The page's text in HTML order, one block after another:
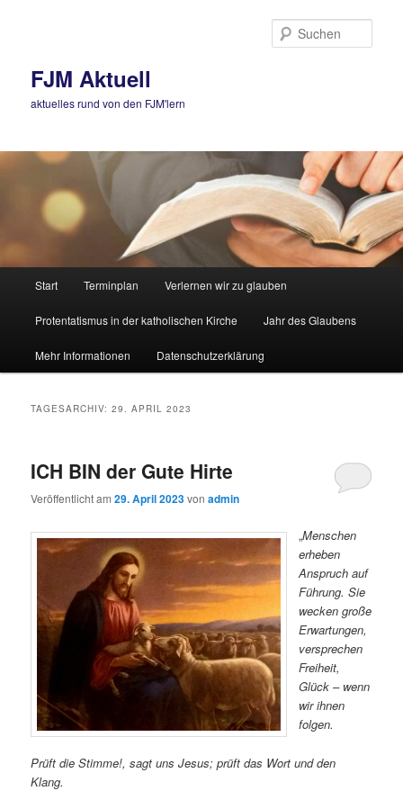
FJM Aktuell
aktuelles rund von den FJM'lern
Start Terminplan Verlernen wir zu glauben
Protentatismus in der katholischen Kirche Jahr des Glaubens
Mehr Informationen Datenschutzerklärung
TAGESARCHIV:29. APRIL 2023
ICH BIN der Gute Hirte
Veröffentlicht am29. April 2023vonadmin
„Menschen
erheben
Anspruch auf
Führung. Sie
wecken große
Erwartungen,
versprechen
Freiheit,
Glück – wenn
wir ihnen
folgen.
Prüft die Stimme!, sagt uns Jesus; prüft das Wort und den
Klang.